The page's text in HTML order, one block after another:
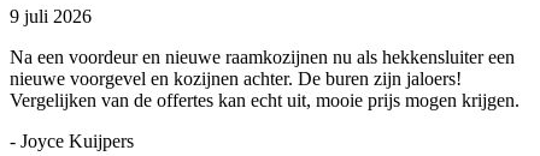
9 juli 2026
Na een voordeur en nieuwe raamkozijnen nu als hekkensluiter een
nieuwe voorgevel en kozijnen achter. De buren zijn jaloers!
Vergelijken van de offertes kan echt uit, mooie prijs mogen krijgen.
- Joyce Kuijpers